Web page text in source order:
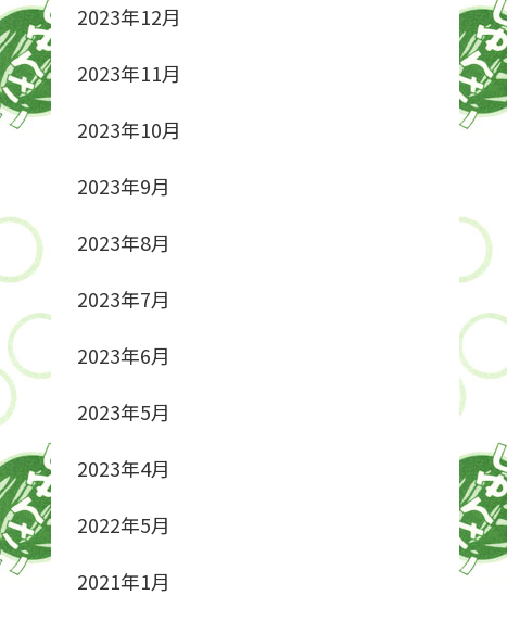
2023年12月
2023年11月
2023年10月
2023年9月
2023年8月
2023年7月
2023年6月
2023年5月
2023年4月
2022年5月
2021年1月